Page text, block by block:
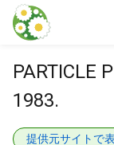
本文に飛ぶ
PARTICLE
1983.
提供元サイトで